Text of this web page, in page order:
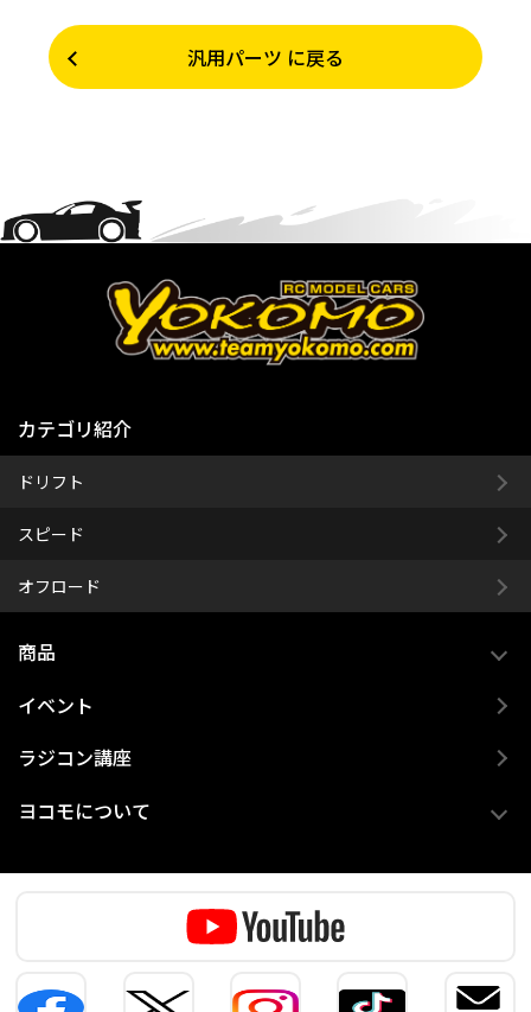
汎用パーツ に戻る
カテゴリ紹介
ドリフト
スピード
オフロード
商品
イベント
ラジコン講座
ヨコモについて